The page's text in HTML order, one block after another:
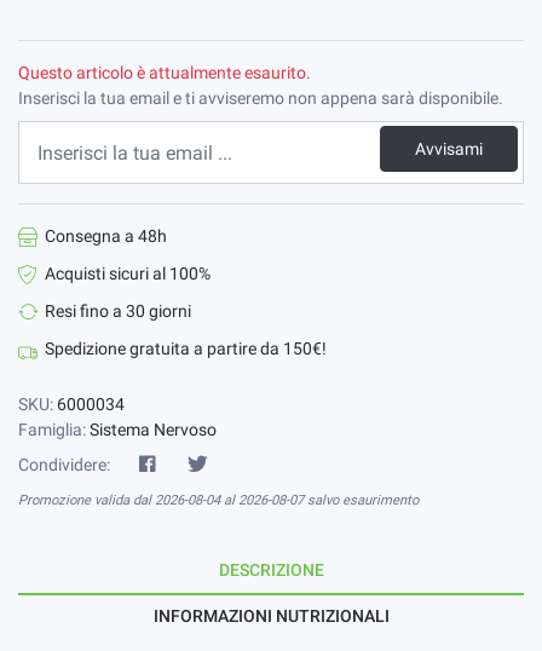
Questo articolo è attualmente esaurito.
Inserisci la tua email e ti avviseremo non appena sarà disponibile.
Avvisami
Consegna a 48h
Acquisti sicuri al 100%
Resi fino a 30 giorni
Spedizione gratuita a partire da 150€!
SKU: 6000034
Famiglia:Sistema Nervoso
Condividere:
Promozione valida dal 2026-08-04 al 2026-08-07 salvo esaurimento
DESCRIZIONE
INFORMAZIONI NUTRIZIONALI